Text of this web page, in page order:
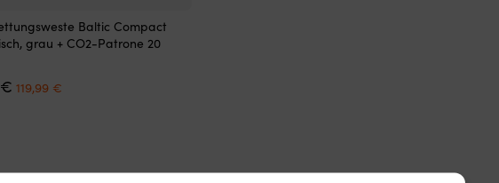
Baltic Compact
grau + CO2-Patrone 20
€ Ursprünglicher
Preis
119,99 €Aktueller